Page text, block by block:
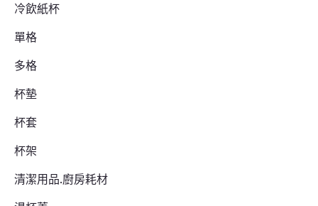
冷飲紙杯
單格
多格
杯墊
杯套
杯架
清潔用品.廚房耗材